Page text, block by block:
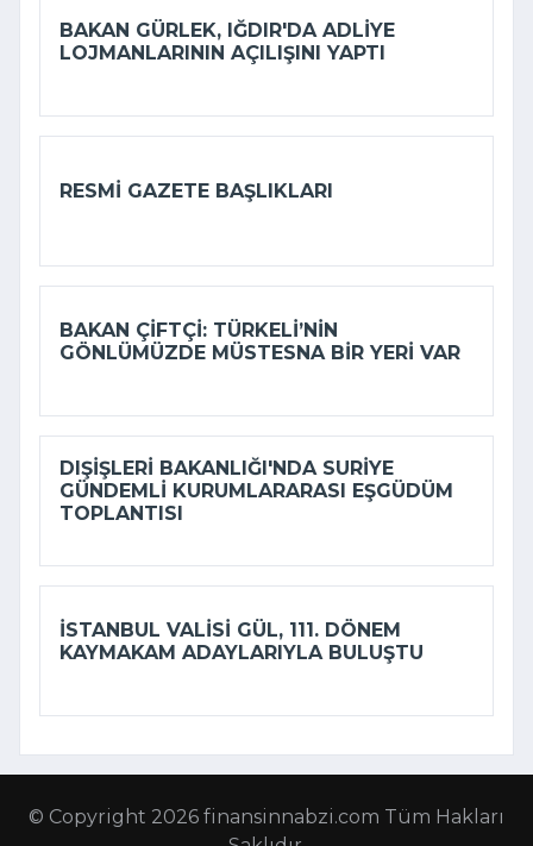
BAKAN GÜRLEK, IĞDIR'DA ADLIYE
LOJMANLARININ AÇILIŞINI YAPTI
RESMI GAZETE BAŞLIKLARI
BAKAN ÇIFTÇI: TÜRKELI’NIN
GÖNLÜMÜZDE MÜSTESNA BIR YERI VAR
DIŞIŞLERI BAKANLIĞI'NDA SURIYE
GÜNDEMLI KURUMLARARASI EŞGÜDÜM
TOPLANTISI
İSTANBUL VALISI GÜL, 111. DÖNEM
KAYMAKAM ADAYLARIYLA BULUŞTU
© Copyright 2026 finansinnabzi.com Tüm Hakları